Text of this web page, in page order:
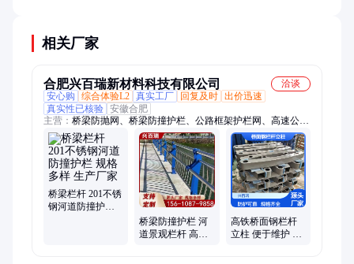
相关厂家
合肥兴百瑞新材料科技有限公司
洽谈
安心购
综合体验L2 真实工厂 回复及时 出价迅速
真实性已核验 安徽合肥
主营： 桥梁防抛网、桥梁防撞护栏、公路框架护栏网、高速公路
防眩网
桥梁栏杆 201不锈
钢河道防撞护栏
桥梁防撞护栏 河
道景观栏杆 高架
高铁桥面钢栏杆
立柱 便于维护 陡